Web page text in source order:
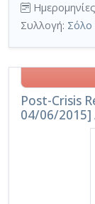
Συλλογή:
Post-Crisis
04/06/2015]